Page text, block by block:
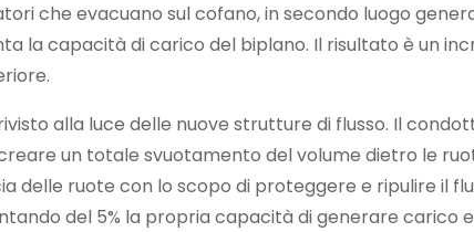
che evacuano sul cofano, in secondo luogo
la capacità di carico del biplano. Il risultato è un
alla luce delle nuove strutture di flusso. Il
un totale svuotamento del volume dietro le
delle ruote con lo scopo di proteggere e ripulire il
del 5% la propria capacità di generare carico